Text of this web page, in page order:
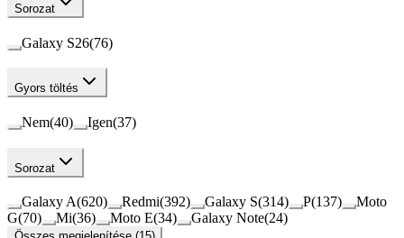
Sorozat
Galaxy S26(76)
Gyors töltés
Nem(40) Igen(37)
Sorozat
Galaxy A(620) Redmi(392) Galaxy S(314) P(137)
Moto
G(70) Mi(36) Moto E(34) Galaxy Note(24)